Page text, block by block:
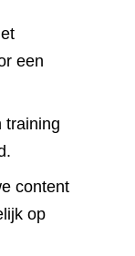
een
training
content
op